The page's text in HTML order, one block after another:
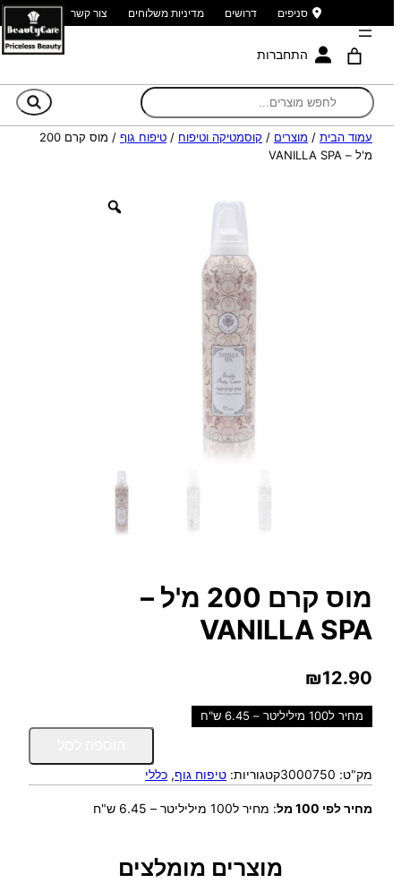
סניפים דרושים מדיניות משלוחים צור קשר
התחברות
עמוד הבית / מוצרים / קוסמטיקה וטיפוח / טיפוח גוף
/ מוס קרם 200
מ'ל – VANILLA SPA
מוס קרם 200 מ'ל –
VANILLA SPA
₪12.90
מחיר ל100 מיליליטר – 6.45 ש"ח
כ
ו
ש
ו
מק"ט: 3000750קטגוריות: טיפוח גוף, כללי
מחיר לפי 100 מל : מחיר ל100 מיליליטר – 6.45 ש"ח
מוצרים מומלצים